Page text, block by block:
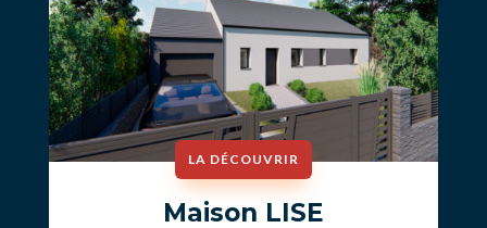
LA DÉCOUVRIR
Maison LISE